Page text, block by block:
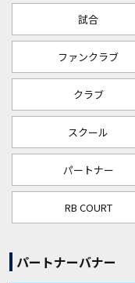
試合
ファンクラブ
クラブ
スクール
パートナー
RB COURT
パートナーバナー